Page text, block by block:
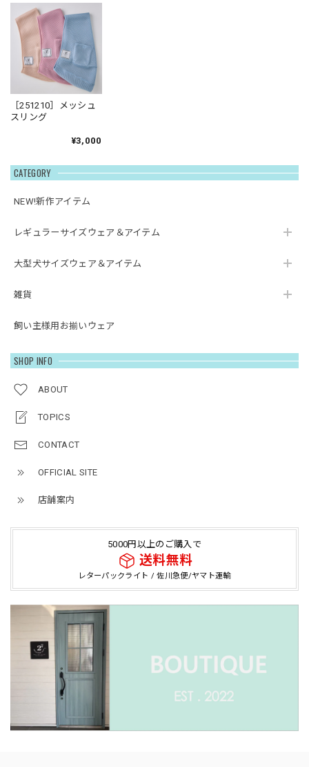
CATEGORY
NEW!新作アイテム
レギュラーサイズウェア＆アイテム
大型犬サイズウェア＆アイテム
雑貨
飼い主様用お揃いウェア
SHOP INFO
ABOUT
TOPICS
CONTACT
OFFICIAL SITE
店舗案内
5000円以上のご購入で
送料無料
レターパックライト / 佐川急便/ヤマト運輸
［251210］メッシュ
スリング
¥3,000